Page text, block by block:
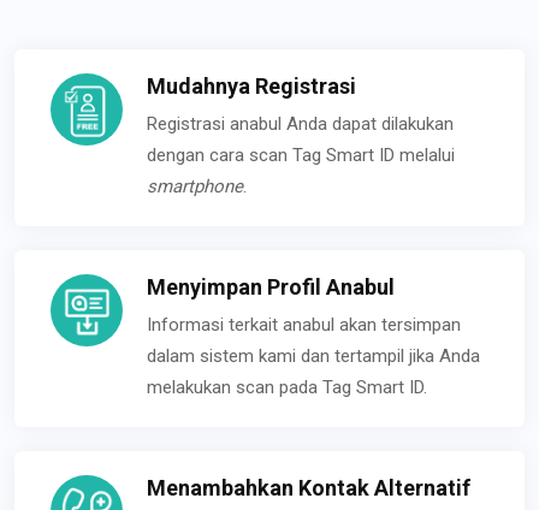
Mudahnya Registrasi
Registrasi anabul Anda dapat dilakukan
dengan cara scan Tag Smart ID melalui
smartphone.
Menyimpan Profil Anabul
Informasi terkait anabul akan tersimpan
dalam sistem kami dan tertampil jika Anda
melakukan scan pada Tag Smart ID.
Menambahkan Kontak Alternatif